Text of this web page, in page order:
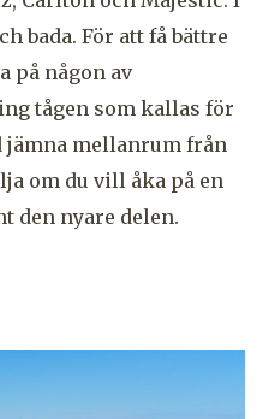
bada. För att få bättre
på någon av
tågen som kallas för
jämna mellanrum från
om du vill åka på en
den nyare delen.